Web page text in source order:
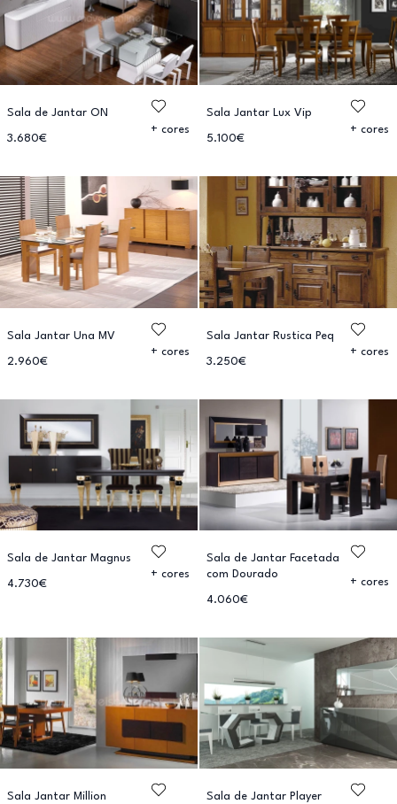
Sala de Jantar ON
3.680€
+ cores
Sala Jantar Lux Vip
5.100€
+ cores
Sala Jantar Una MV
2.960€
+ cores
Sala Jantar Rustica Peq
3.250€
+ cores
Sala de Jantar Magnus
4.730€
+ cores
Sala de Jantar Facetada
com Dourado
4.060€
+ cores
Sala Jantar Million Sala de Jantar Player